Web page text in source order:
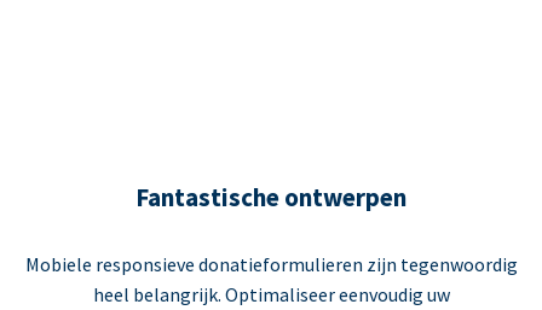
Fantastische ontwerpen
Mobiele responsieve donatieformulieren zijn tegenwoordig
heel belangrijk. Optimaliseer eenvoudig uw